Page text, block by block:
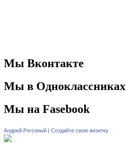
Мы Вконтакте
Мы в Одноклассниках
Мы на Fasebook
Андрей Рогозный | Создайте свою визитку